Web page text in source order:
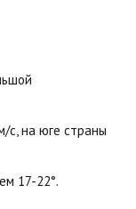
с, на юге страны
17-22°.